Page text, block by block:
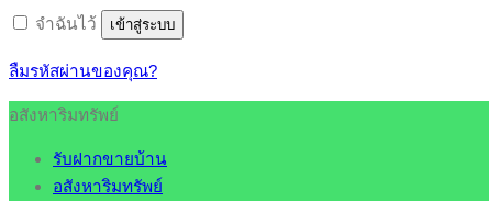
จำฉันไว้ เข้าสู่ระบบ
ลืมรหัสผ่านของคุณ?
อสังหาริมทรัพย์
รับฝากขายบ้าน
อสังหาริมทรัพย์